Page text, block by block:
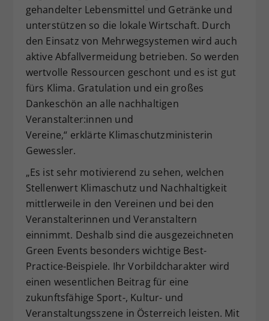
gehandelter Lebensmittel und Getränke und
unterstützen so die lokale Wirtschaft. Durch
den Einsatz von Mehrwegsystemen wird auch
aktive Abfallvermeidung betrieben. So werden
wertvolle Ressourcen geschont und es ist gut
fürs Klima. Gratulation und ein großes
Dankeschön an alle nachhaltigen
Veranstalter:innen und
Vereine,“ erklärte Klimaschutzministerin
Gewessler.
„Es ist sehr motivierend zu sehen, welchen
Stellenwert Klimaschutz und Nachhaltigkeit
mittlerweile in den Vereinen und bei den
Veranstalterinnen und Veranstaltern
einnimmt. Deshalb sind die ausgezeichneten
Green Events besonders wichtige Best-
Practice-Beispiele. Ihr Vorbildcharakter wird
einen wesentlichen Beitrag für eine
zukunftsfähige Sport-, Kultur- und
Veranstaltungsszene in Österreich leisten. Mit